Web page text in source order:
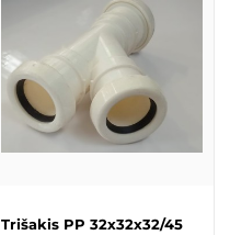
Trišakis PP 32x32x32/45